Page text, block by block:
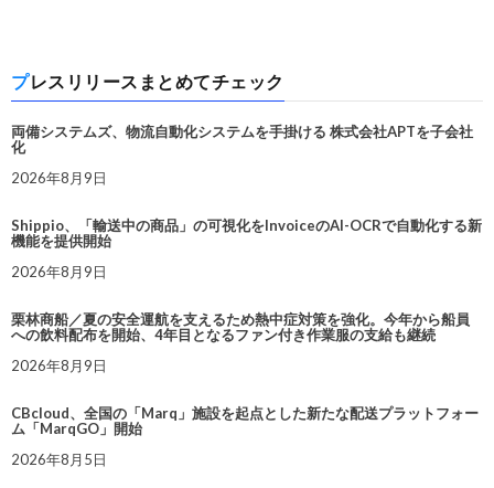
プレスリリースまとめてチェック
両備システムズ、物流自動化システムを手掛ける 株式会社APTを子会社
化
2026年8月9日
Shippio、「輸送中の商品」の可視化をInvoiceのAI-OCRで自動化する新
機能を提供開始
2026年8月9日
栗林商船／夏の安全運航を支えるため熱中症対策を強化。今年から船員
への飲料配布を開始、4年目となるファン付き作業服の支給も継続
2026年8月9日
CBcloud、全国の「Marq」施設を起点とした新たな配送プラットフォー
ム「MarqGO」開始
2026年8月5日